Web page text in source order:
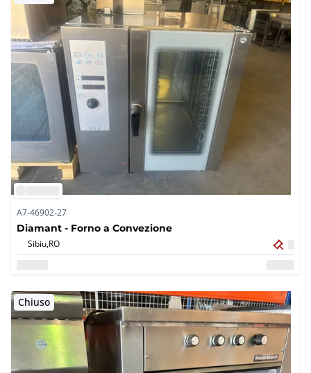
A7-46902-27
Diamant - Forno a Convezione
Sibiu,RO
Chiuso